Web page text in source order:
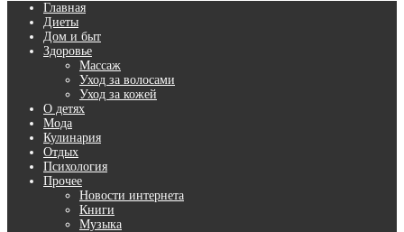
Главная
Диеты
Дом и быт
Здоровье
Массаж
Уход за волосами
Уход за кожей
О детях
Мода
Кулинария
Отдых
Психология
Прочее
Новости интернета
Книги
Музыка